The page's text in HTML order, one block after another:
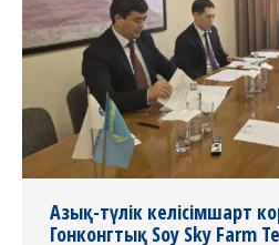
Азық-түлік келісімшарт
Гонконгтық Soy Sky Farm